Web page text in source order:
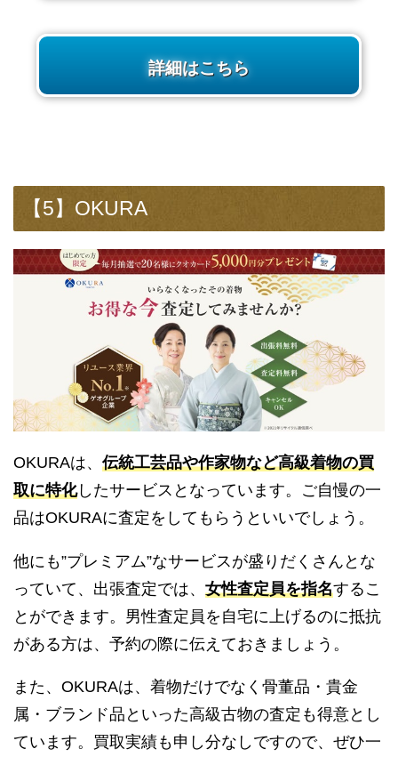
詳細はこちら
【5】OKURA
OKURAは、 伝統工芸品や作家物など高級着物の買
取に特化したサービスとなっています。ご自慢の一
品はOKURAに査定をしてもらうといいでしょう。
他にも”プレミアム”なサービスが盛りだくさんとな
っていて、出張査定では、 女性査定員を指名するこ
とができます。男性査定員を自宅に上げるのに抵抗
がある方は、予約の際に伝えておきましょう。
また、OKURAは、着物だけでなく骨董品・貴金
属・ブランド品といった高級古物の査定も得意とし
ています。買取実績も申し分なしですので、ぜひ一